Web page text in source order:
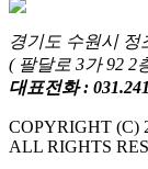
경기도 수원시 정
( 팔달로 3가 92 2
대표전화 :
COPYRIGHT (C)
ALL RIGHTS